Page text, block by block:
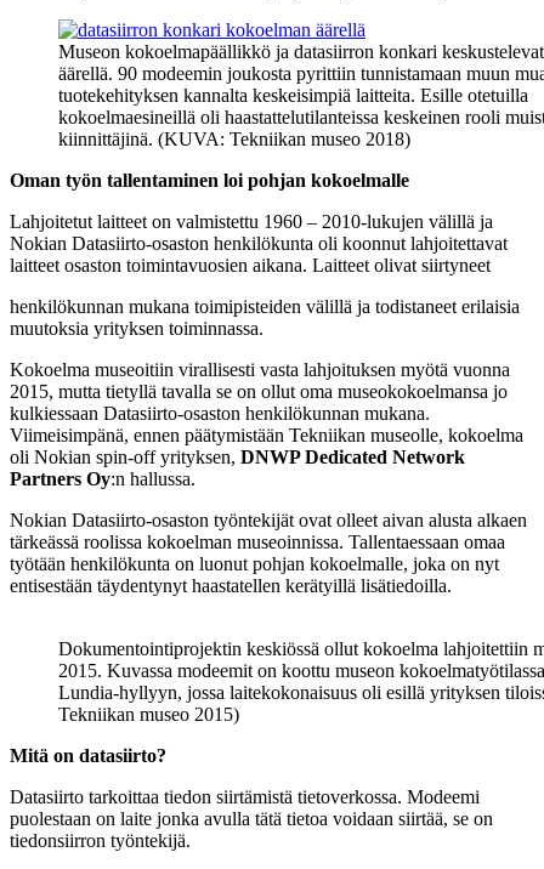
Museon kokoelmapäällikkö ja datasiirron konkari
äärellä. 90 modeemin joukosta pyrittiin tunnistamaan muun
tuotekehityksen kannalta keskeisimpiä laitteita. Esille otetuilla
kokoelmaesineillä oli haastattelutilanteissa keskeinen rooli
kiinnittäjinä. (KUVA: Tekniikan museo 2018)
Oman työn tallentaminen loi pohjan kokoelmalle
Lahjoitetut laitteet on valmistettu 1960 – 2010-lukujen välillä ja
Nokian Datasiirto-osaston henkilökunta oli koonnut lahjoitettavat
laitteet osaston toimintavuosien aikana. Laitteet olivat siirtyneet
henkilökunnan mukana toimipisteiden välillä ja todistaneet erilaisia
muutoksia yrityksen toiminnassa.
Kokoelma museoitiin virallisesti vasta lahjoituksen myötä vuonna
2015, mutta tietyllä tavalla se on ollut oma museokokoelmansa jo
kulkiessaan Datasiirto-osaston henkilökunnan mukana.
Viimeisimpänä, ennen päätymistään Tekniikan museolle, kokoelma
oli Nokian spin-off yrityksen, DNWP Dedicated Network
Partners Oy:n hallussa.
Nokian Datasiirto-osaston työntekijät ovat olleet aivan alusta alkaen
tärkeässä roolissa kokoelman museoinnissa. Tallentaessaan omaa
työtään henkilökunta on luonut pohjan kokoelmalle, joka on nyt
entisestään täydentynyt haastatellen kerätyillä lisätiedoilla.
Dokumentointiprojektin keskiössä ollut kokoelma lahjoitettiin
2015. Kuvassa modeemit on koottu museon
Lundia-hyllyyn, jossa laitekokonaisuus oli esillä yrityksen
Tekniikan museo 2015)
Mitä on datasiirto?
Datasiirto tarkoittaa tiedon siirtämistä tietoverkossa. Modeemi
puolestaan on laite jonka avulla tätä tietoa voidaan siirtää, se on
tiedonsiirron työntekijä.